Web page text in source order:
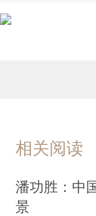
相关阅读
潘功胜：中
景